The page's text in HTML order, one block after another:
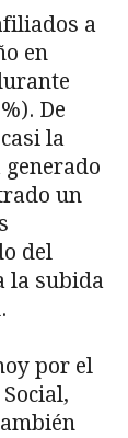
a
en
De
la
un
del
la subida
por el